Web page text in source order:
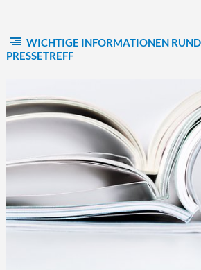
WICHTIGE INFORMATIONEN
PRESSETREFF